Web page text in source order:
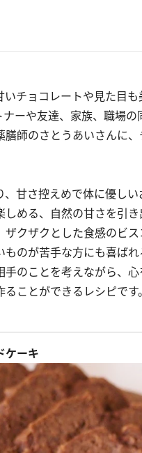
チョコレートや見た目
ーや友達、家族、職場
師のさとうあいさんに
甘さ控えめで体に優しい
める、自然の甘さを引
クザクとした食感のビ
のが苦手な方にも喜ばれ
のことを考えながら、
ことができるレシピで
ケーキ